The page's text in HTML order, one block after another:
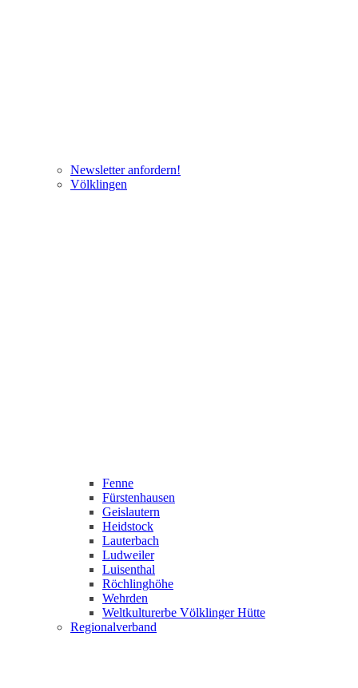
Newsletter anfordern!
Völklingen
Fenne
Fürstenhausen
Geislautern
Heidstock
Lauterbach
Ludweiler
Luisenthal
Röchlinghöhe
Wehrden
Weltkulturerbe Völklinger Hütte
Regionalverband